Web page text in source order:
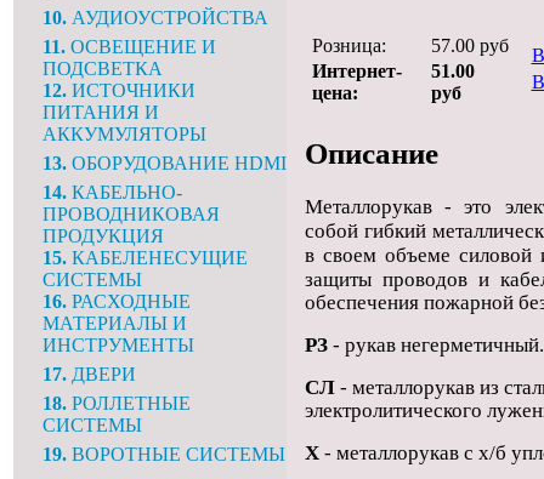
10.АУДИОУСТРОЙСТВА
11.ОСВЕЩЕНИЕ И
ПОДСВЕТКА
12.ИСТОЧНИКИ
ПИТАНИЯ И
АККУМУЛЯТОРЫ
13.ОБОРУДОВАНИЕ HDMI
14.КАБЕЛЬНО-
ПРОВОДНИКОВАЯ
ПРОДУКЦИЯ
15.КАБЕЛЕНЕСУЩИЕ
СИСТЕМЫ
16.РАСХОДНЫЕ
МАТЕРИАЛЫ И
ИНСТРУМЕНТЫ
17.ДВЕРИ
18.РОЛЛЕТНЫЕ
СИСТЕМЫ
19.ВОРОТНЫЕ СИСТЕМЫ
Розница:
57.00 руб
Интернет-
цена:
51.00
руб
Описание
Металлорукав - это
собой гибкий
в своем объеме силовой
защиты проводов и
обеспе­чения пожарной
РЗ - рукав негерметичный.
СЛ- металлорукав из
электролитического
X- металлорукав с х/б